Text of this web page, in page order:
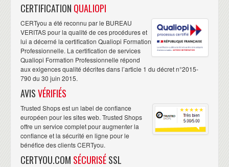
CERTIFICATION QUALIOPI
CERTyou a été reconnu par le BUREAU
VERITAS pour la qualité de ces procédures et
lui a décerné la certification Qualiopi Formation
Professionnelle. La certification de services
Qualiopi Formation Professionnelle répond
aux exigences qualité décrites dans l’article 1 du décret n°2015-
790 du 30 juin 2015.
AVISVÉRIFIÉS
Trusted Shops est un label de confiance
européen pour les sites web. Trusted Shops
offre un service complet pour augmenter la
confiance et la sécurité en ligne pour le
bénéfice des clients CERTyou.
CERTYOU.COM SÉCURISÉSSL